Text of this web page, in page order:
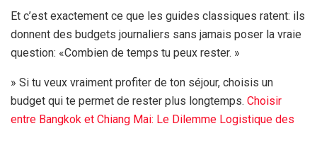
Et c’est exactement ce que les guides classiques ratent: ils
donnent des budgets journaliers sans jamais poser la vraie
question: «Combien de temps tu peux rester. »
» Si tu veux vraiment profiter de ton séjour, choisis un
budget qui te permet de rester plus longtemps. Choisir
entre Bangkok et Chiang Mai: Le Dilemme Logistique des